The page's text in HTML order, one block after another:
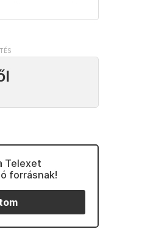
Telexet
forrásnak!